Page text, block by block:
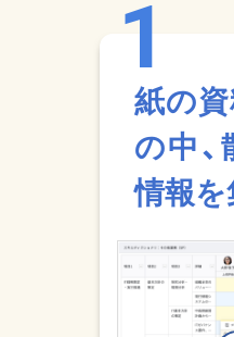
紙の資
の中
情報